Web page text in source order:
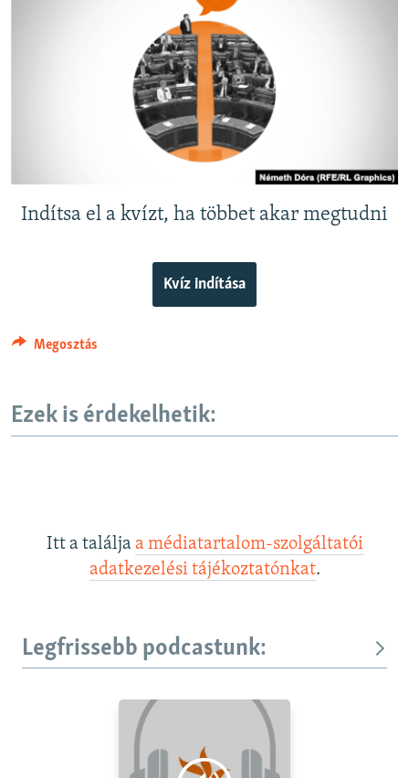
A MÚLT TANULSÁGAI
Valamennyi RFE/RL weboldal
Indítsa el a kvízt, ha többet akar megtudni
Kvíz indítása
Megosztás
Ezek is érdekelhetik:
Itt a találja a médiatartalom-szolgáltatói
adatkezelési tájékoztatónkat.
Legfrissebb podcastunk: